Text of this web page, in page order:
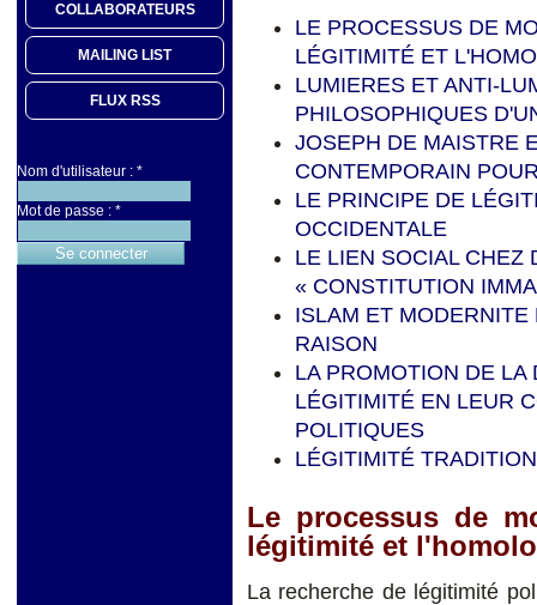
COLLABORATEURS
MAILING LIST
FLUX RSS
Nom d'utilisateur : *
Mot de passe : *
LE PROCESSUS DE
LÉGITIMITÉ ET
LUMIERES ET ANTI-
PHILOSOPHIQUES
JOSEPH DE MAISTRE
CONTEMPORAIN P
LE PRINCIPE DE
OCCIDENTALE
LE LIEN SOCIAL CHEZ
« CONSTITUTION
ISLAM ET
RAISON
LA PROMOTION DE
LÉGITIMITÉ EN LEUR
POLITIQUES
LÉGITIMITÉ
Le processus de
légitimité et
La recherche de légitimité